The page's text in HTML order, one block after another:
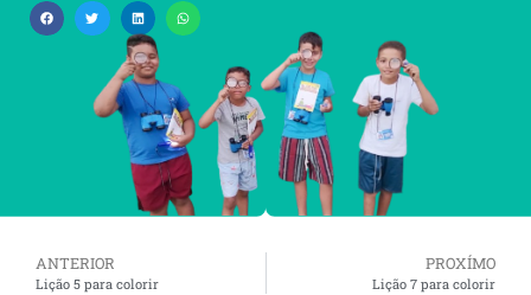
ANTERIOR
Lição 5 para colorir
PROXÍMO
Lição 7 para colorir